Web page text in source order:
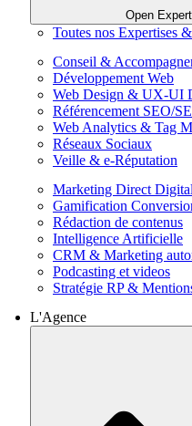
Open
Toutes nos Expertises
Conseil &
Développement Web
Web Design & UX-UI
Référencement SEO/
Web Analytics & Tag
Réseaux Sociaux
Veille & e-Réputation
Marketing Direct Digital
Gamification
Rédaction de contenus
Intelligence Artificielle
CRM & Marketing
Podcasting et videos
Stratégie RP &
L'Agence